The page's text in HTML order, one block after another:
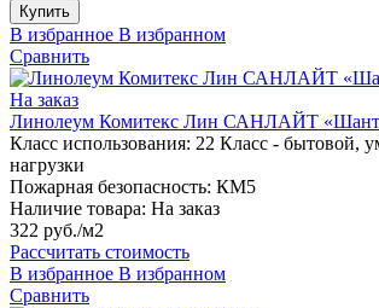
Купить
В избранное В избранном
Сравнить
На заказ
Линолеум Комитекс Лин САНЛАЙТ
Класс использования: 22 Класс - бытовой,
нагрузки
Пожарная безопасность: КМ5
Наличие товара: На заказ
322 руб./м2
Рассчитать стоимость
В избранное В избранном
Сравнить